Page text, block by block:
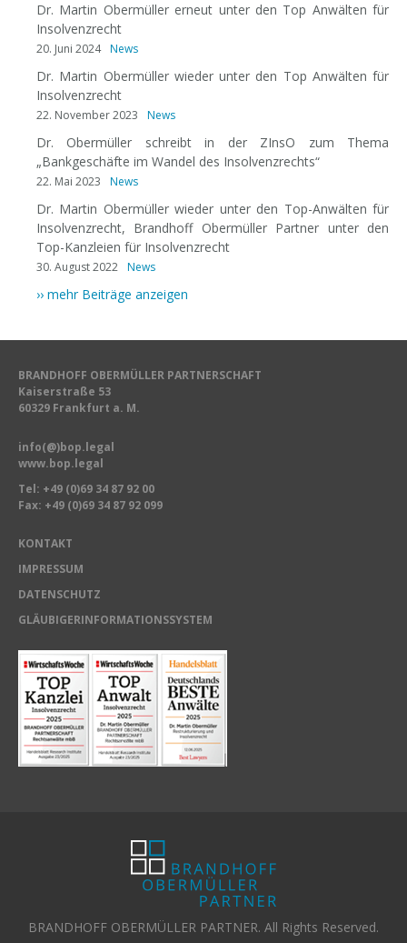
Dr. Martin Obermüller erneut unter den Top Anwälten für
Insolvenzrecht
20. Juni 2024 News
Dr. Martin Obermüller wieder unter den Top Anwälten für
Insolvenzrecht
22. November 2023 News
Dr. Obermüller schreibt in der ZInsO zum Thema
„Bankgeschäfte im Wandel des Insolvenzrechts“
22. Mai 2023 News
Dr. Martin Obermüller wieder unter den Top-Anwälten für
Insolvenzrecht, Brandhoff Obermüller Partner unter den
Top-Kanzleien für Insolvenzrecht
30. August 2022 News
›› mehr Beiträge anzeigen
BRANDHOFF OBERMÜLLER PARTNERSCHAFT
Kaiserstraße 53
60329 Frankfurt a. M.
info(@)bop.legal
www.bop.legal
Tel: +49 (0)69 34 87 92 00
Fax: +49 (0)69 34 87 92 099
KONTAKT
IMPRESSUM
DATENSCHUTZ
GLÄUBIGERINFORMATIONSSYSTEM
BRANDHOFF OBERMÜLLER PARTNER. All Rights Reserved.